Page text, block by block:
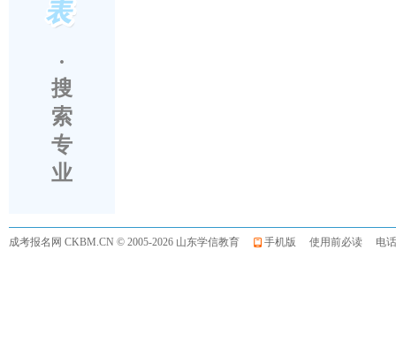
·
搜
索
专
业
成考报名网 CKBM.CN © 2005-2026 山东学信教育 手机版 使用前必读 电话